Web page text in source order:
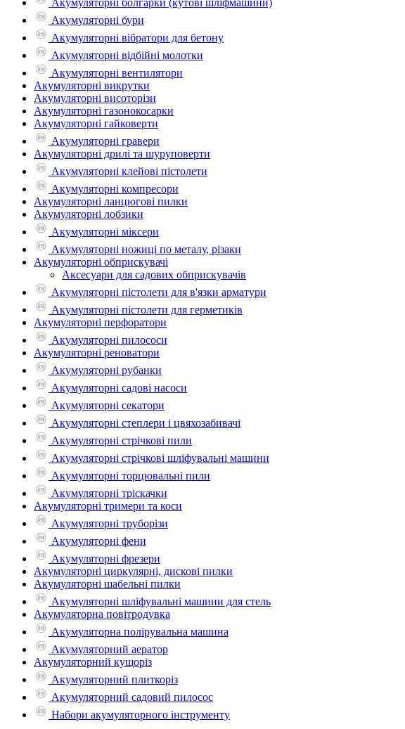
Акумуляторні бури
Акумуляторні вібратори для бетону
Акумуляторні відбійні молотки
Акумуляторні вентилятори
Акумуляторні викрутки
Акумуляторні висоторізи
Акумуляторні газонокосарки
Акумуляторні гайковерти
Акумуляторні гравери
Акумуляторні дрилі та шуруповерти
Акумуляторні клейові пістолети
Акумуляторні компресори
Акумуляторні ланцюгові пилки
Акумуляторні лобзики
Акумуляторні міксери
Акумуляторні ножиці по металу, різаки
Акумуляторні обприскувачі
Аксесуари для садових обприскувачів
Акумуляторні пістолети для в'язки арматури
Акумуляторні пістолети для герметиків
Акумуляторні перфоратори
Акумуляторні пилососи
Акумуляторні реноватори
Акумуляторні рубанки
Акумуляторні садові насоси
Акумуляторні секатори
Акумуляторні степлери і цвяхозабивачі
Акумуляторні стрічкові пили
Акумуляторні стрічкові шліфувальні машини
Акумуляторні торцювальні пили
Акумуляторні тріскачки
Акумуляторні тримери та коси
Акумуляторні труборізи
Акумуляторні фени
Акумуляторні фрезери
Акумуляторні циркулярні, дискові пилки
Акумуляторні шабельні пилки
Акумуляторні шліфувальні машини для стель
Акумуляторна повітродувка
Акумуляторна полірувальна машина
Акумуляторний аератор
Акумуляторний кущоріз
Акумуляторний плиткоріз
Акумуляторний садовий пилосос
Набори акумуляторного інструменту